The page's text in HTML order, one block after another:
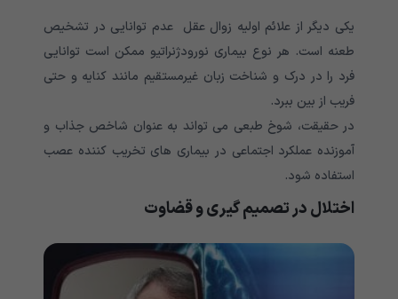
یکی دیگر از علائم اولیه زوال عقل عدم توانایی در تشخیص
طعنه است. هر نوع بیماری نورودژنراتیو ممکن است توانایی
فرد را در درک و شناخت زبان غیرمستقیم مانند کنایه و حتی
فریب از بین ببرد.
در حقیقت، شوخ طبعی می تواند به عنوان شاخص جذاب و
آموزنده عملکرد اجتماعی در بیماری های تخریب کننده عصب
استفاده شود.
اختلال در تصمیم گیری و قضاوت